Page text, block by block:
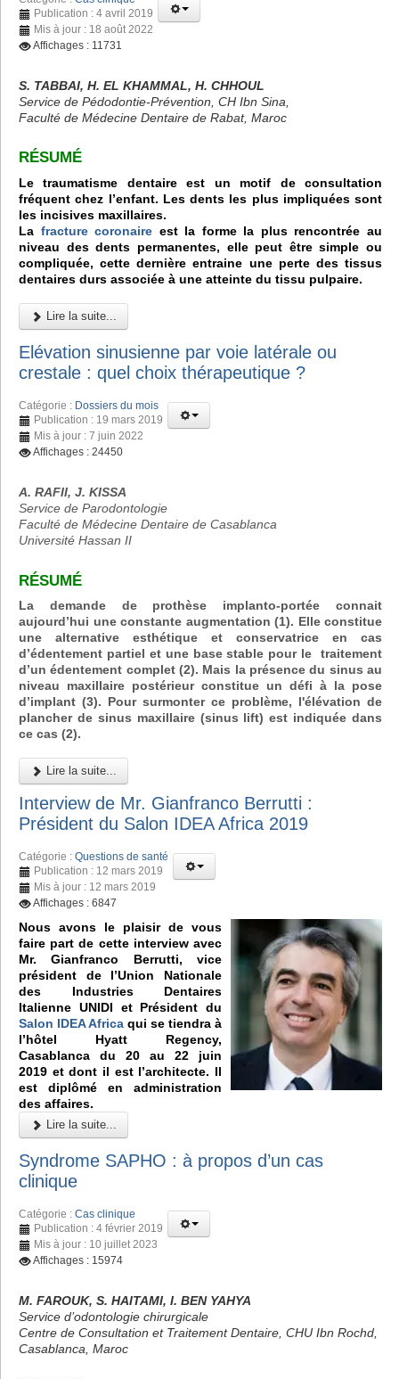
Publication : 4 avril 2019
Mis à jour : 18 août 2022
Affichages : 11731
S. TABBAI, H. EL KHAMMAL, H. CHHOUL
Service de Pédodontie-Prévention, CH Ibn Sina,
Faculté de Médecine Dentaire de Rabat, Maroc
RÉSUMÉ
Le traumatisme dentaire est un motif de consultation
fréquent chez l’enfant. Les dents les plus impliquées sont
les incisives maxillaires.
La fracture coronaire est la forme la plus rencontrée au
niveau des dents permanentes, elle peut être simple ou
compliquée, cette dernière entraine une perte des tissus
dentaires durs associée à une atteinte du tissu pulpaire.
Lire la suite...
Elévation sinusienne par voie latérale ou
crestale : quel choix thérapeutique ?
Catégorie : Dossiers du mois
Publication : 19 mars 2019
Mis à jour : 7 juin 2022
Affichages : 24450
A. RAFII, J. KISSA
Service de Parodontologie
Faculté de Médecine Dentaire de Casablanca
Université Hassan II
RÉSUMÉ
La demande de prothèse implanto-portée connait
aujourd’hui une constante augmentation (1). Elle constitue
une alternative esthétique et conservatrice en cas
d’édentement partiel et une base stable pour le traitement
d’un édentement complet (2). Mais la présence du sinus au
niveau maxillaire postérieur constitue un défi à la pose
d’implant (3). Pour surmonter ce problème, l'élévation de
plancher de sinus maxillaire (sinus lift) est indiquée dans
ce cas (2).
Lire la suite...
Interview de Mr. Gianfranco Berrutti :
Président du Salon IDEA Africa 2019
Catégorie : Questions de santé
Publication : 12 mars 2019
Mis à jour : 12 mars 2019
Affichages : 6847
Nous avons le plaisir de vous
faire part de cette interview avec
Mr. Gianfranco Berrutti, vice
président de l’Union Nationale
des Industries Dentaires
Italienne UNIDI et Président du
Salon IDEA Africa qui se tiendra à
l’hôtel Hyatt Regency,
Casablanca du 20 au 22 juin
2019 et dont il est l’architecte. Il
est diplômé en administration
des affaires.
Lire la suite...
Syndrome SAPHO : à propos d’un cas
clinique
Catégorie : Cas clinique
Publication : 4 février 2019
Mis à jour : 10 juillet 2023
Affichages : 15974
M. FAROUK, S. HAITAMI, I. BEN YAHYA
Service d’odontologie chirurgicale
Centre de Consultation et Traitement Dentaire, CHU Ibn Rochd,
Casablanca, Maroc